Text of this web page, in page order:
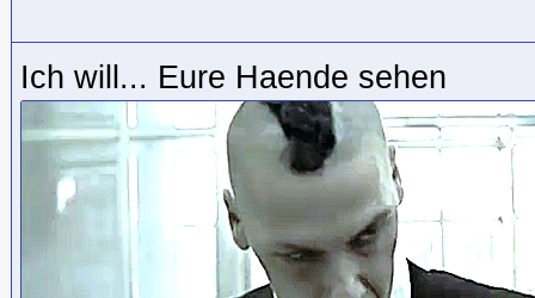
Iсh will... Еurе Наеndе sеhеn